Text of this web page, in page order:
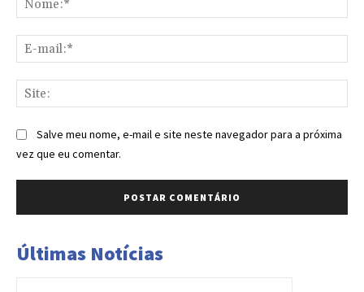
Salve meu nome, e-mail e site neste navegador para a próxima
vez que eu comentar.
Últimas Notícias